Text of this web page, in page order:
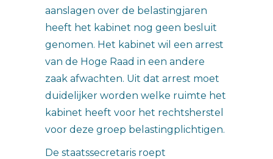
aanslagen over de belastingjaren
heeft het kabinet nog geen besluit
genomen. Het kabinet wil een arrest
van de Hoge Raad in een andere
zaak afwachten. Uit dat arrest moet
duidelijker worden welke ruimte het
kabinet heeft voor het rechtsherstel
voor deze groep belastingplichtigen.
De staatssecretaris roept